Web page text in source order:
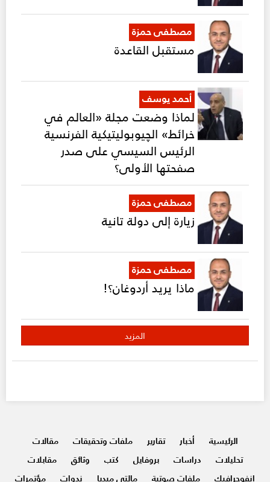
مصطفى حمزة
مستقبل القاعدة
أحمد يوسف
لماذا وضعت مجلة «العالم في
خرائط» الچيوبوليتيكية الفرنسية
الرئيس السيسي على صدر
صفحتها الأولى؟
مصطفى حمزة
زيارة إلى دولة تانية
مصطفى حمزة
ماذا يريد أردوغان؟!
المزيد
الرئيسية أخبار تقارير ملفات وتحقيقات
مقالات
تحليلات
دراسات بروفايل كتب وثائق
مقابلات
انفوجرافيك
ملفات صوتية مالتي ميديا ندوات مؤتمرات